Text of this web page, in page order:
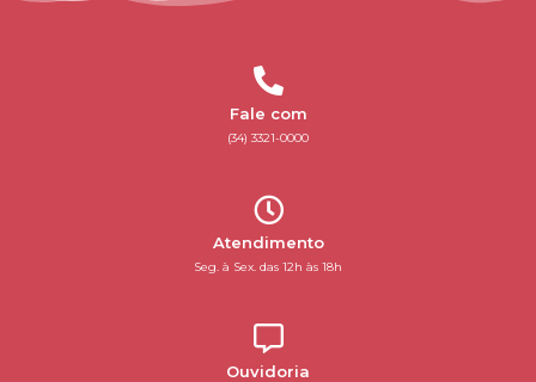
Fale com
(34) 3321-0000
Atendimento
Seg. à Sex. das 12h às 18h
Ouvidoria